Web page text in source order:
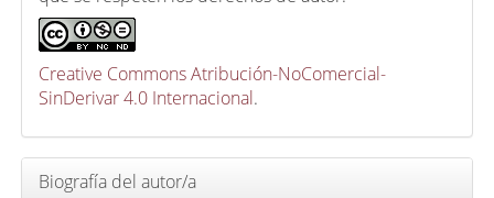
Creative Commons Atribución-NoComercial-
SinDerivar 4.0 Internacional.
Biografía del autor/a